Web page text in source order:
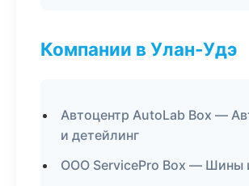
Компании в Улан-Удэ
Автоцентр AutoLab Box —
и детейлинг
ООО ServicePro Box — Шины